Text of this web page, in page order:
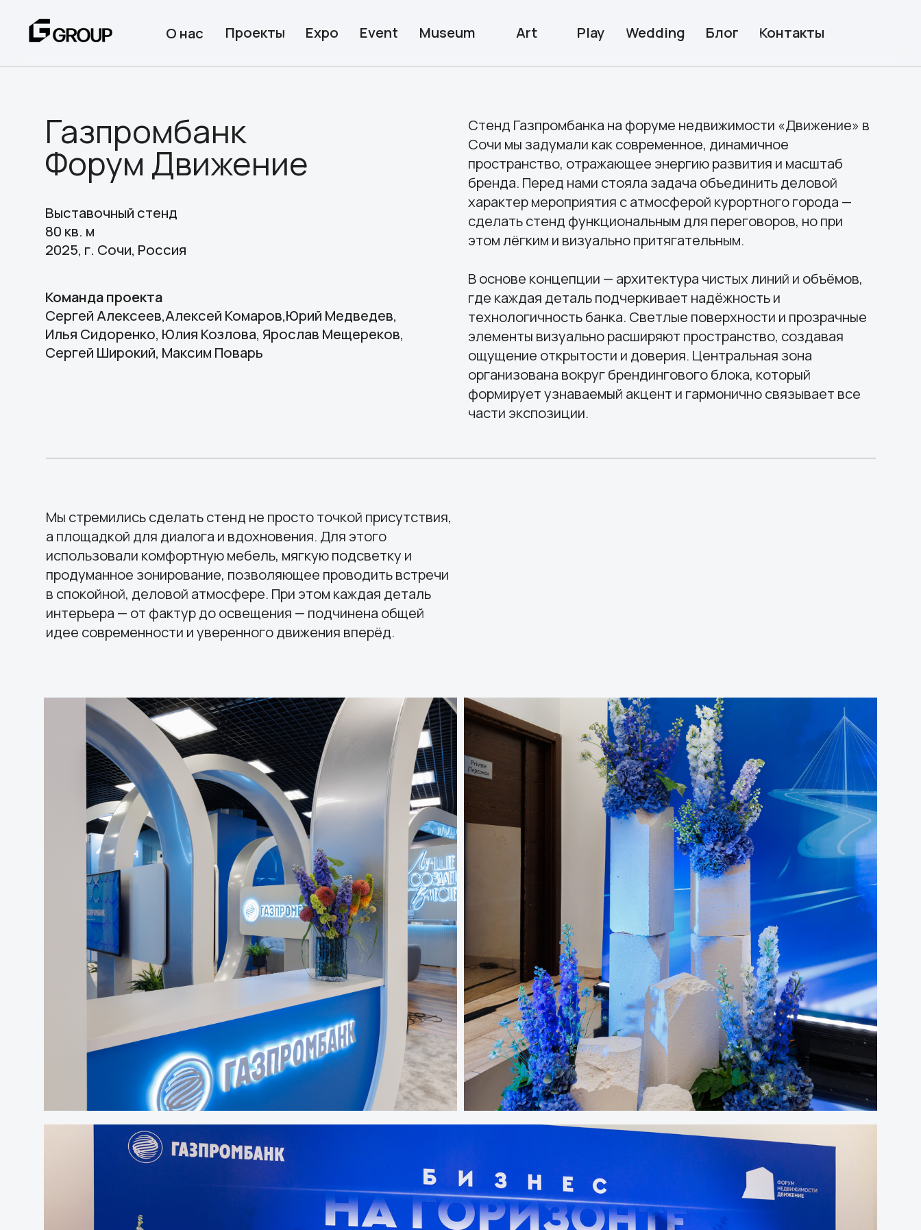
О нас Проекты Expo Event Museum Art Play Wedding Блог Контакты
Сочи мы задумали как современное, динамичное
пространство, отражающее энергию развития и масштаб
бренда. Перед нами стояла задача объединить деловой
характер мероприятия с атмосферой курортного города —
сделать стенд функциональным для переговоров, но при
этом лёгким и визуально притягательным.
В основе концепции — архитектура чистых линий и объёмов,
технологичность банка. Светлые поверхности и прозрачные
элементы визуально расширяют пространство, создавая
ощущение открытости и доверия. Центральная зона
организована вокруг брендингового блока, который
формирует узнаваемый акцент и гармонично связывает все
части экспозиции.
Газпромбанк
Форум Движение
80 кв. м
2025, г. Сочи, Россия
Илья Сидоренко, Юлия Козлова, Ярослав Мещереков,
Сергей Широкий, Максим Поварь
Мы стремились сделать стенд не просто точкой присутствия,
продуманное зонирование, позволяющее проводить встречи
в спокойной, деловой атмосфере. При этом каждая деталь
интерьера — от фактур до освещения — подчинена общей
идее современности и уверенного движения вперёд.